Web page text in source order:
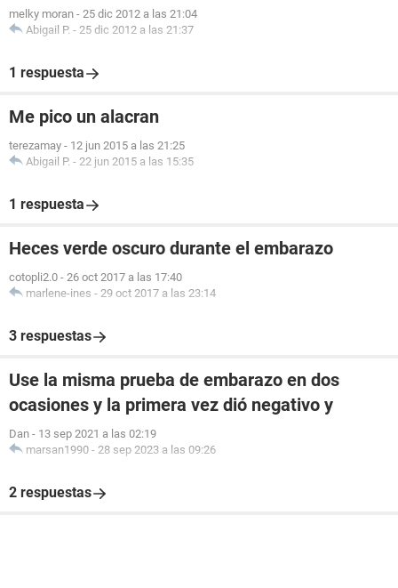
melky moran - 25 dic 2012 a las 21:04
Abigail P. - 25 dic 2012 a las 21:37
1 respuesta
Me pico un alacran
terezamay - 12 jun 2015 a las 21:25
Abigail P. - 22 jun 2015 a las 15:35
1 respuesta
Heces verde oscuro durante el embarazo
cotopli2.0 - 26 oct 2017 a las 17:40
marlene-ines - 29 oct 2017 a las 23:14
3 respuestas
Use la misma prueba de embarazo en dos
ocasiones y la primera vez dió negativo y
Dan - 13 sep 2021 a las 02:19
marsan1990 - 28 sep 2023 a las 09:26
2 respuestas